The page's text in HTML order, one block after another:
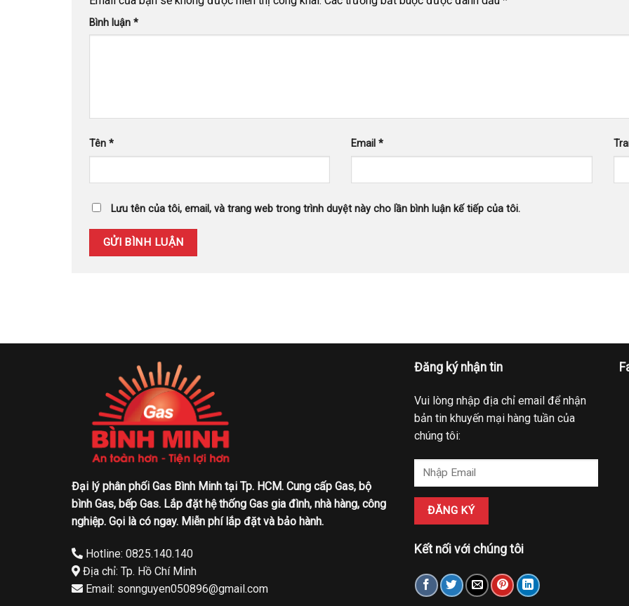
Bình luận *
Tên * Email*
Lưu tên của tôi, email, và trang web trong trình duyệt này cho lần bình luận kế tiếp của tôi.
Đại lý phân phối Gas Bình Minh tại Tp. HCM. Cung cấp Gas, bộ
bình Gas, bếp Gas. Lắp đặt hệ thống Gas gia đình, nhà hàng, công
nghiệp. Gọi là có ngay. Miễn phí lắp đặt và bảo hành.
Hotline: 0825.140.140
Địa chỉ: Tp. Hồ Chí Minh
Email: sonnguyen050896@gmail.com
Đăng ký nhận tin
Vui lòng nhập địa chỉ email để nhận
bản tin khuyến mại hàng tuần của
chúng tôi:
Kết nối với chúng tôi